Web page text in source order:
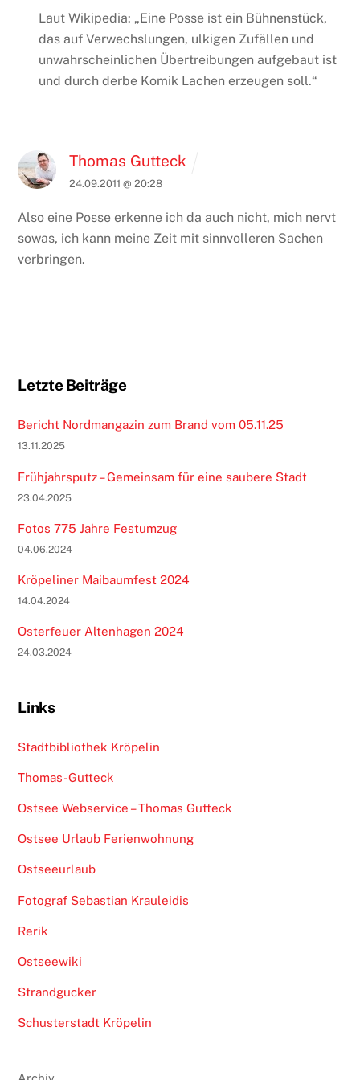
Laut Wikipedia: „Eine Posse ist ein Bühnenstück,
das auf Verwechslungen, ulkigen Zufällen und
unwahrscheinlichen Übertreibungen aufgebaut ist
und durch derbe Komik Lachen erzeugen soll.“
Thomas Gutteck
24.09.2011 @ 20:28
Also eine Posse erkenne ich da auch nicht, mich nervt
sowas, ich kann meine Zeit mit sinnvolleren Sachen
verbringen.
Letzte Beiträge
Bericht Nordmangazin zum Brand vom 05.11.25
13.11.2025
Frühjahrsputz – Gemeinsam für eine saubere Stadt
23.04.2025
Fotos 775 Jahre Festumzug
04.06.2024
Kröpeliner Maibaumfest 2024
14.04.2024
Osterfeuer Altenhagen 2024
24.03.2024
Links
Stadtbibliothek Kröpelin
Thomas-Gutteck
Ostsee Webservice – Thomas Gutteck
Ostsee Urlaub Ferienwohnung
Ostseeurlaub
Fotograf Sebastian Krauleidis
Rerik
Ostseewiki
Strandgucker
Schusterstadt Kröpelin